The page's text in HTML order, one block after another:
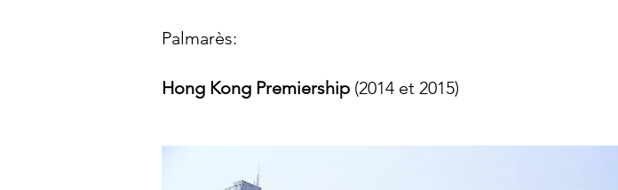
Palmarès:​
Hong Kong Premiership (2014 et 2015)